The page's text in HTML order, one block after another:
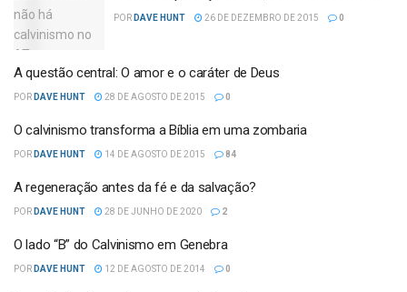
POR DAVE HUNT 26 DE DEZEMBRO DE 2015 0
A questão central: O amor e o caráter de Deus
POR DAVE HUNT 28 DE AGOSTO DE 2015 0
O calvinismo transforma a Bíblia em uma zombaria
POR DAVE HUNT 14 DE AGOSTO DE 2015 84
A regeneração antes da fé e da salvação?
POR DAVE HUNT 28 DE JUNHO DE 2020 2
O lado “B” do Calvinismo em Genebra
POR DAVE HUNT 12 DE AGOSTO DE 2014 0